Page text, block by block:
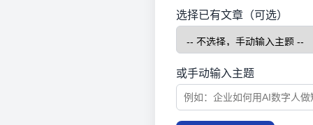
选择已有文章（可选）
或手动输入主题